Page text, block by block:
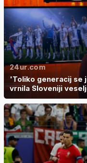
24ur.com
'Toliko generacij se
vrnila Sloveniji